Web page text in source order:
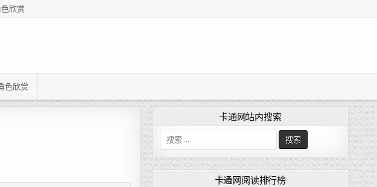
欣赏
色欣赏
卡通网站内搜索
搜
索
:
卡通网阅读排行榜